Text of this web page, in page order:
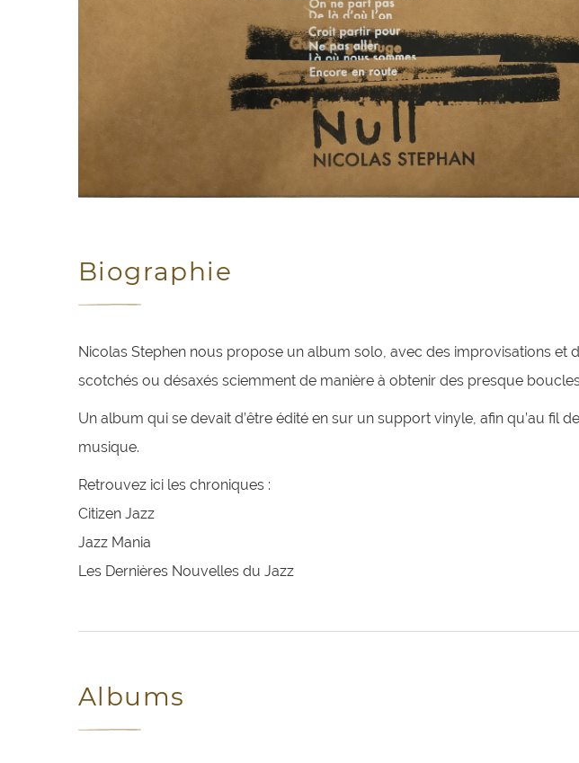
Biographie
Nicolas Stephen nous propose un album solo, avec des improvisations
scotchés ou désaxés sciemment de manière à obtenir des presque
Un album qui se devait d’être édité en sur un support vinyle, afin qu’au
musique.
Retrouvez ici les chroniques :
Citizen Jazz
Jazz Mania
Les Dernières Nouvelles du Jazz
Albums